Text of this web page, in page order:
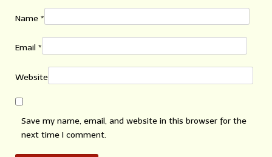
Name *
Email *
Website
Save my name, email, and website in this browser for the
next time I comment.